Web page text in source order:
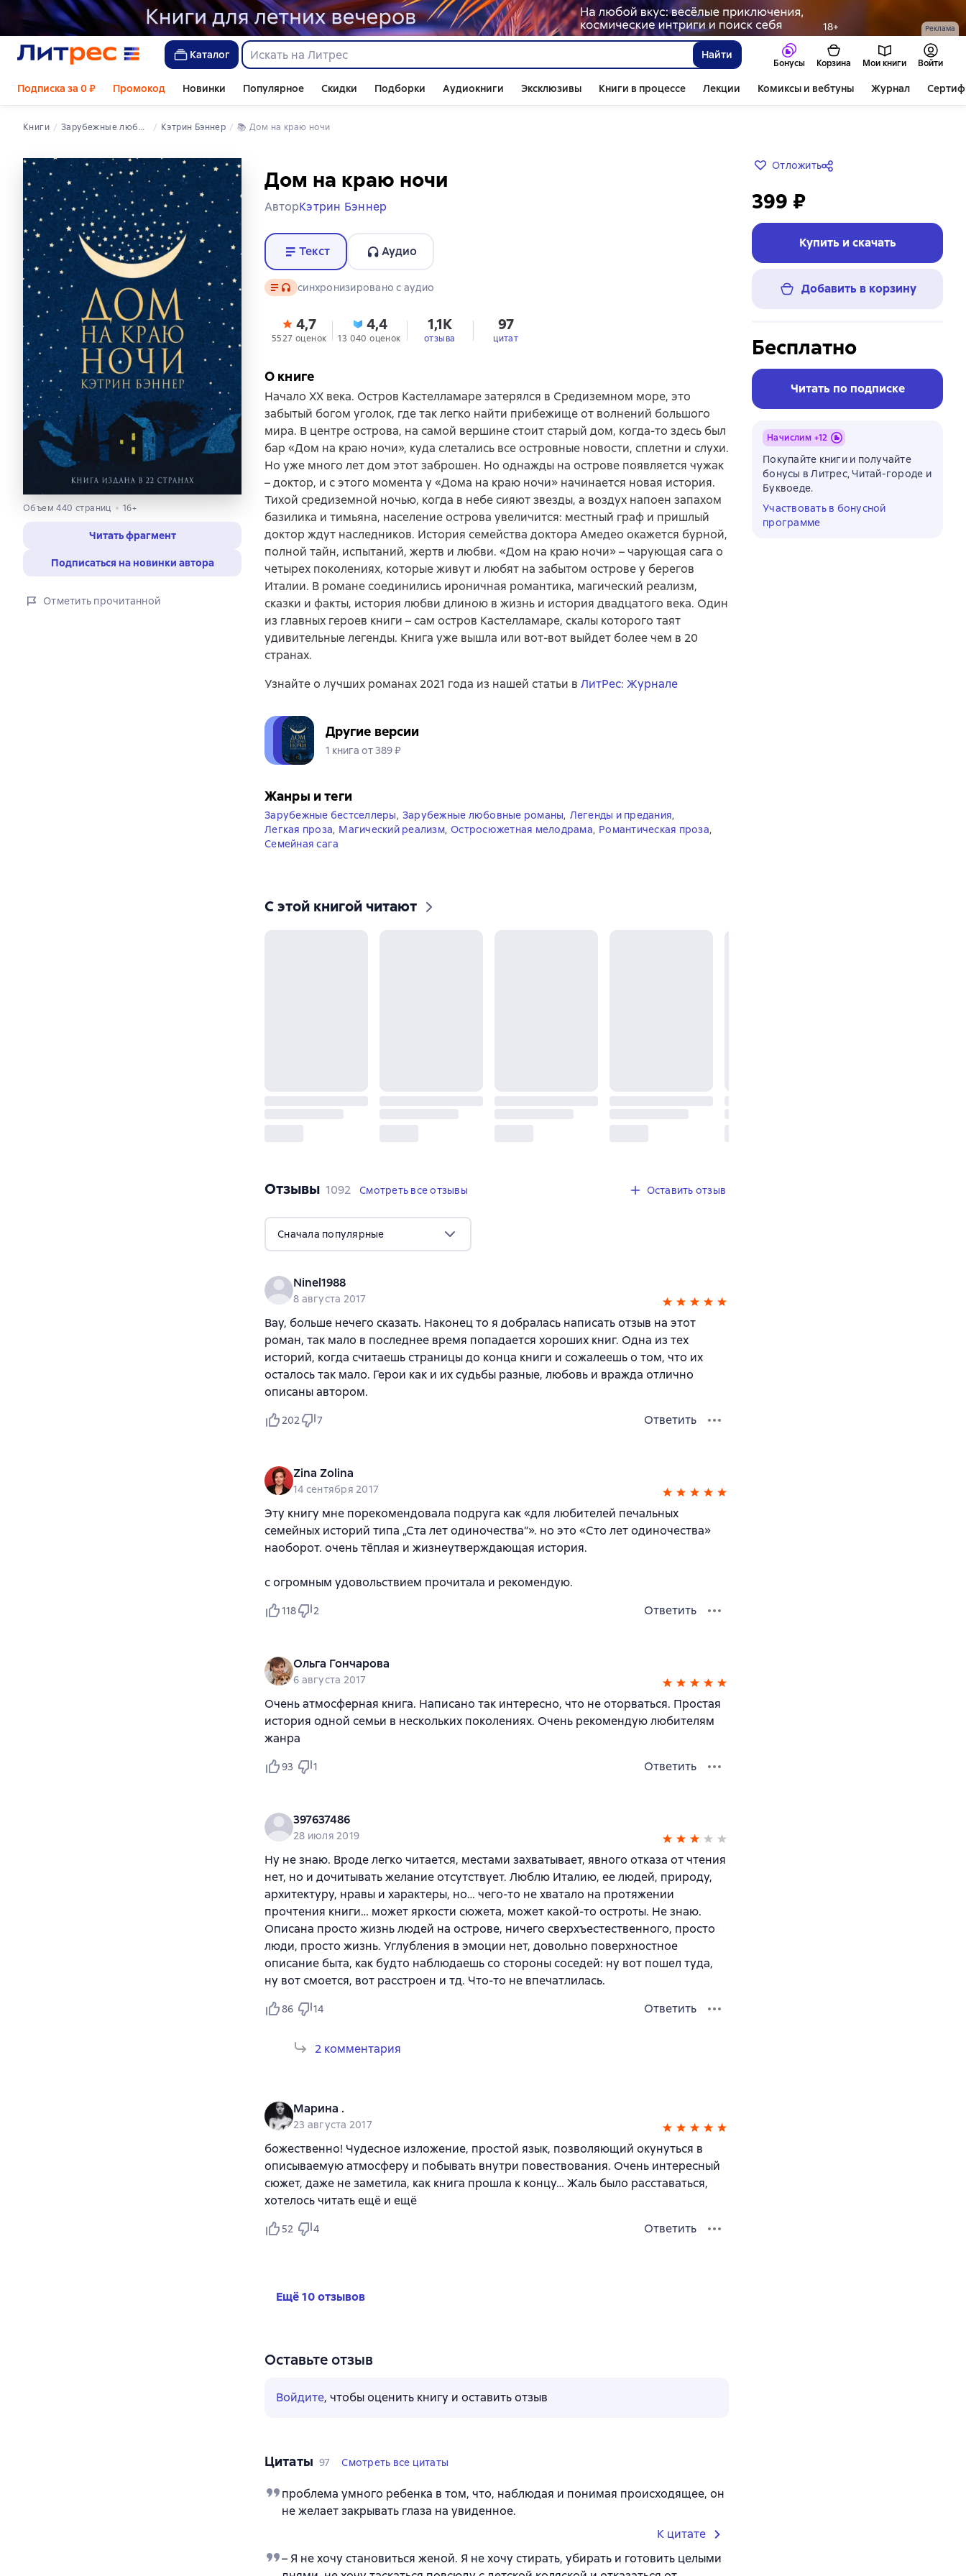
Реклама
Каталог Найти
Бонусы Корзина Мои книги Войти
Подписка за 0 ₽ Промокод Новинки Популярное Скидки Подборки Аудиокниги Эксклюзивы Книги в процессе Лекции Комиксы и вебтуны Журнал
Книги зарубежные любовные романы Кэтрин Бэннер 📚 Дом на краю ночи
Объем 440 страниц 16+
Читать фрагмент
Подписаться на новинки автора
Отметить прочитанной
Дом на краю ночи
АвторКэтрин Бэннер
Текст Аудио
Текст, доступен аудиоформат
синхронизировано с аудио
4,7
5527 оценок
4,4
13 040 оценок
1,1K
отзыва
97
цитат
Отложить
399 ₽
Купить и скачать
Добавить в корзину
Бесплатно
Читать по подписке
Начислим +12
Покупайте книги и получайте
бонусы в Литрес, Читай-городе и
Буквоеде.
Участвовать в бонусной
программе
О книге
Начало ХХ века. Остров Кастелламаре затерялся в Средиземном море, это
забытый богом уголок, где так легко найти прибежище от волнений большого
мира. В центре острова, на самой вершине стоит старый дом, когда-то здесь был
бар «Дом на краю ночи», куда слетались все островные новости, сплетни и слухи.
Но уже много лет дом этот заброшен. Но однажды на острове появляется чужак
– доктор, и с этого момента у «Дома на краю ночи» начинается новая история.
Тихой средиземной ночью, когда в небе сияют звезды, а воздух напоен запахом
базилика и тимьяна, население острова увеличится: местный граф и пришлый
доктор ждут наследников. История семейства доктора Амедео окажется бурной,
полной тайн, испытаний, жертв и любви. «Дом на краю ночи» – чарующая сага о
четырех поколениях, которые живут и любят на забытом острове у берегов
Италии. В романе соединились ироничная романтика, магический реализм,
сказки и факты, история любви длиною в жизнь и история двадцатого века. Один
из главных героев книги – сам остров Кастелламаре, скалы которого таят
удивительные легенды. Книга уже вышла или вот-вот выйдет более чем в 20
странах.
Узнайте о лучших романах 2021 года из нашей статьи в ЛитРес: Журнале
Другие версии
1 книга от 389 ₽
Жанры и теги
Зарубежные бестселлеры, Зарубежные любовные романы, Легенды и предания,
Легкая проза, Магический реализм, Остросюжетная мелодрама, Романтическая проза,
Семейная сага
С этой книгой читают
Отзывы 1092 отзыва
1092 Смотреть все отзывы Оставить отзыв
Сначала популярные
Ninel1988
8 августа 2017
Вау, больше нечего сказать. Наконец то я добралась написать отзыв на этот
роман, так мало в последнее время попадается хороших книг. Одна из тех
историй, когда считаешь страницы до конца книги и сожалеешь о том, что их
осталось так мало. Герои как и их судьбы разные, любовь и вражда отлично
описаны автором.
202 7 Ответить
Zina Zolina
14 сентября 2017
Эту книгу мне порекомендовала подруга как «для любителей печальных
семейных историй типа „Ста лет одиночества“». но это «Сто лет одиночества»
наоборот. очень тёплая и жизнеутверждающая история.
с огромным удовольствием прочитала и рекомендую.
118 2 Ответить
Ольга Гончарова
6 августа 2017
Очень атмосферная книга. Написано так интересно, что не оторваться. Простая
история одной семьи в нескольких поколениях. Очень рекомендую любителям
жанра
93 1 Ответить
397637486
28 июля 2019
Ну не знаю. Вроде легко читается, местами захватывает, явного отказа от чтения
нет, но и дочитывать желание отсутствует. Люблю Италию, ее людей, природу,
архитектуру, нравы и характеры, но… чего-то не хватало на протяжении
прочтения книги… может яркости сюжета, может какой-то остроты. Не знаю.
Описана просто жизнь людей на острове, ничего сверхъестественного, просто
люди, просто жизнь. Углубления в эмоции нет, довольно поверхностное
описание быта, как будто наблюдаешь со стороны соседей: ну вот пошел туда,
ну вот смоется, вот расстроен и тд. Что-то не впечатлилась.
86 14 Ответить
2 комментария
Марина .
23 августа 2017
божественно! Чудесное изложение, простой язык, позволяющий окунуться в
описываемую атмосферу и побывать внутри повествования. Очень интересный
сюжет, даже не заметила, как книга прошла к концу… Жаль было расставаться,
хотелось читать ещё и ещё
52 4 Ответить
Ещё 10 отзывов
Оставьте отзыв
Войдите, чтобы оценить книгу и оставить отзыв
Цитаты 97 Смотреть все цитаты
проблема умного ребенка в том, что, наблюдая и понимая происходящее, он
не желает закрывать глаза на увиденное.
К цитате
– Я не хочу становиться женой. Я не хочу стирать, убирать и готовить целыми